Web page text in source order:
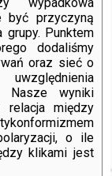
być przyczyną
grupy. Punktem
dodaliśmy
oraz sieć o
Nasze wyniki
relacja między
o ile
klikami jest